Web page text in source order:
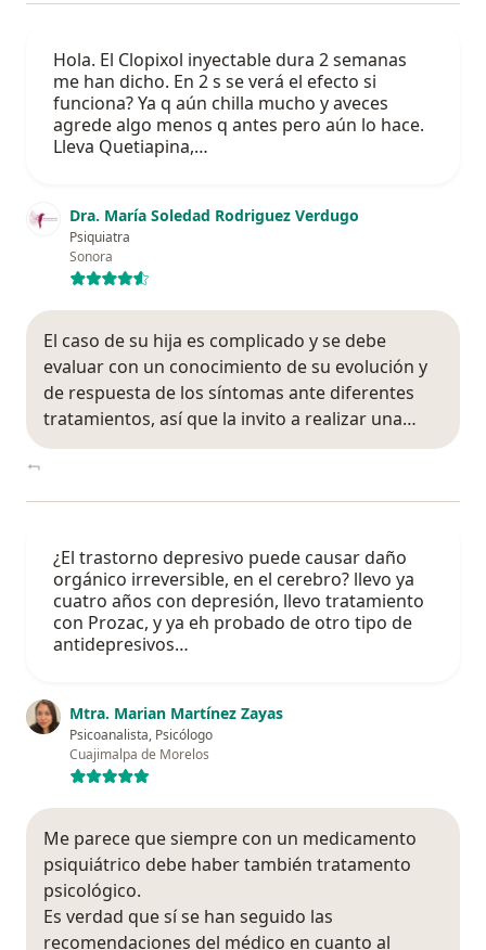
Hola. El Clopixol inyectable dura 2 semanas
me han dicho. En 2 s se verá el efecto si
funciona? Ya q aún chilla mucho y aveces
agrede algo menos q antes pero aún lo hace.
Lleva Quetiapina,…
Dra. María Soledad Rodriguez Verdugo
Psiquiatra
Sonora
El caso de su hija es complicado y se debe
evaluar con un conocimiento de su evolución y
de respuesta de los síntomas ante diferentes
tratamientos, así que la invito a realizar una…
¿El trastorno depresivo puede causar daño
orgánico irreversible, en el cerebro? llevo ya
cuatro años con depresión, llevo tratamiento
con Prozac, y ya eh probado de otro tipo de
antidepresivos…
Mtra. Marian Martínez Zayas
Psicoanalista, Psicólogo
Cuajimalpa de Morelos
Me parece que siempre con un medicamento
psiquiátrico debe haber también tratamento
psicológico.
Es verdad que sí se han seguido las
recomendaciones del médico en cuanto al